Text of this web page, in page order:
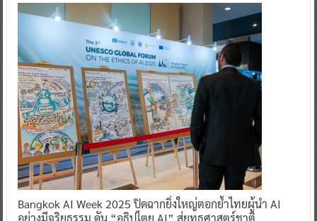
Bangkok AI Week 2025 ปิดฉากยิ่งใหญ่ตอกย้ำไทยผู้นำ AI
อย่างมีจริยธรรม ดัน “อธิปไตย AI” สู่ยุทธศาสตร์ชาติ